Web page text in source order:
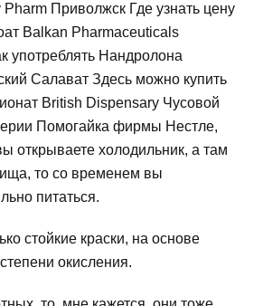
Приволжск Где узнать цену
Balkan Pharmaceuticals
употреблять Нандролона
Салават Здесь можно купить
British Dispensary Чусовой
Помогайка фирмы Нестле,
открываете холодильник, а там
то со временем вы
питаться.
стойкие краски, на основе
окисления.